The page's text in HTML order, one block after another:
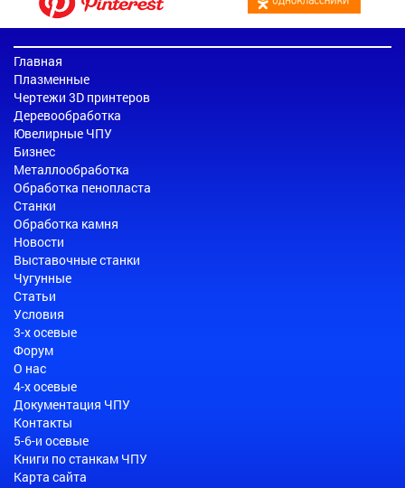
Главная
Плазменные
Чертежи 3D принтеров
Деревообработка
Ювелирные ЧПУ
Бизнес
Металлообработка
Обработка пенопласта
Станки
Обработка камня
Новости
Выставочные станки
Чугунные
Статьи
Условия
3-х осевые
Форум
О нас
4-х осевые
Документация ЧПУ
Контакты
5-6-и осевые
Книги по станкам ЧПУ
Карта сайта